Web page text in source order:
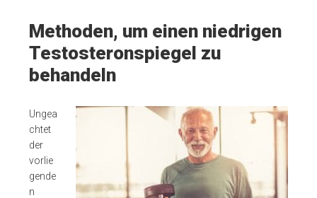
Methoden, um einen niedrigen
Testosteronspiegel zu
behandeln
Ungea
chtet
der
vorlie
gende
n